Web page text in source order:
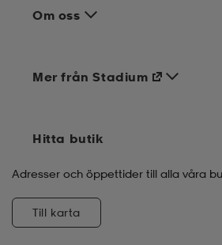
Om oss
Mer från Stadium
Hitta butik
Adresser och öppettider till alla våra
Till karta